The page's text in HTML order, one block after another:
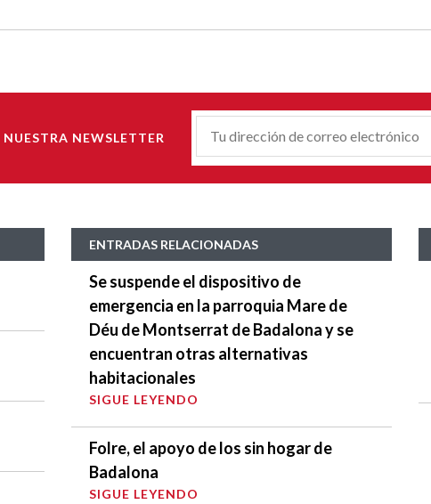
NEWSLETTER
Correu-
ENTRADAS RELACIONADAS
Se suspende el dispositivo de
emergencia en la parroquia Mare de
Déu de Montserrat de Badalona y se
encuentran otras alternativas
habitacionales
SIGUE LEYENDO
Folre, el apoyo de los sin hogar de
Badalona
SIGUE LEYENDO